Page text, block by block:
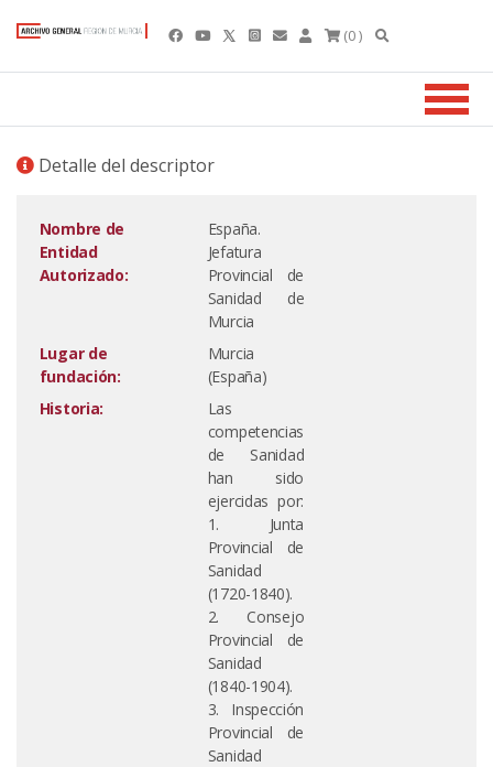
(0 )
Detalle del descriptor
Nombre de
Entidad
Autorizado:
España.
Jefatura
Provincial de
Sanidad de
Murcia
Lugar de
fundación:
Murcia
(España)
Historia:
Las
competencias
de Sanidad
han sido
ejercidas por:
1. Junta
Provincial de
Sanidad
(1720-1840).
2. Consejo
Provincial de
Sanidad
(1840-1904).
3. Inspección
Provincial de
Sanidad